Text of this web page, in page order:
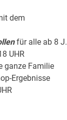
dem
für alle ab 8 J.
UHR
ganze Familie
Ergebnisse